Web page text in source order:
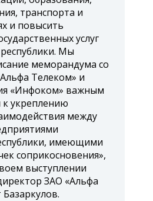
транспорта и
и повысить
услуг
Мы
меморандума со
Телеком» и
«Инфоком» важным
укреплению
между
имеющими
соприкосновения»,
выступлении
ЗАО «Альфа